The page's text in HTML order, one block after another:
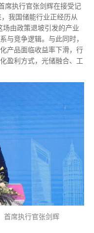
执行官张剑辉在接受记
我国储能行业正经历从
场由政策退坡引发的产业
与竞争逻辑。与此同时，
产品面临收益率下滑，行
盈利方式，光储融合、工
首席执行官张剑辉